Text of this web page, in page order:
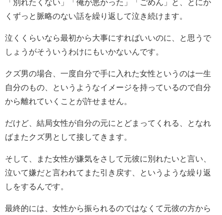
「別れたくない」「俺が悪かった」「ごめん」と、とにか
くずっと脈略のない話を繰り返して泣き続けます。
泣くくらいなら最初から大事にすればいいのに、と思うで
しょうがそういうわけにもいかないんです。
クズ男の場合、一度自分で手に入れた女性というのは一生
自分のもの、というようなイメージを持っているので自分
から離れていくことが許せません。
だけど、結局女性が自分の元にとどまってくれる、となれ
ばまたクズ男として接してきます。
そして、また女性が嫌気をさして元彼に別れたいと言い、
泣いて嫌だと言われてまた引き戻す、というような繰り返
しをするんです。
最終的には、女性から振られるのではなくて元彼の方から